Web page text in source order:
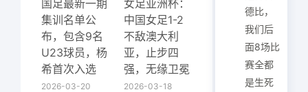
国足最新一期
集训名单公
布，包含9名
U23球员，杨
希首次入选
2026-03-20
女足亚洲杯：
中国女足1-2
不敌澳大利
亚，止步四
强，无缘卫冕
2026-03-18
德比，
我们后
面8场比
赛全都
是生死